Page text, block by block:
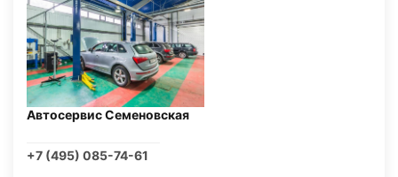
Автосервис Семеновская
+7 (495) 085-74-61